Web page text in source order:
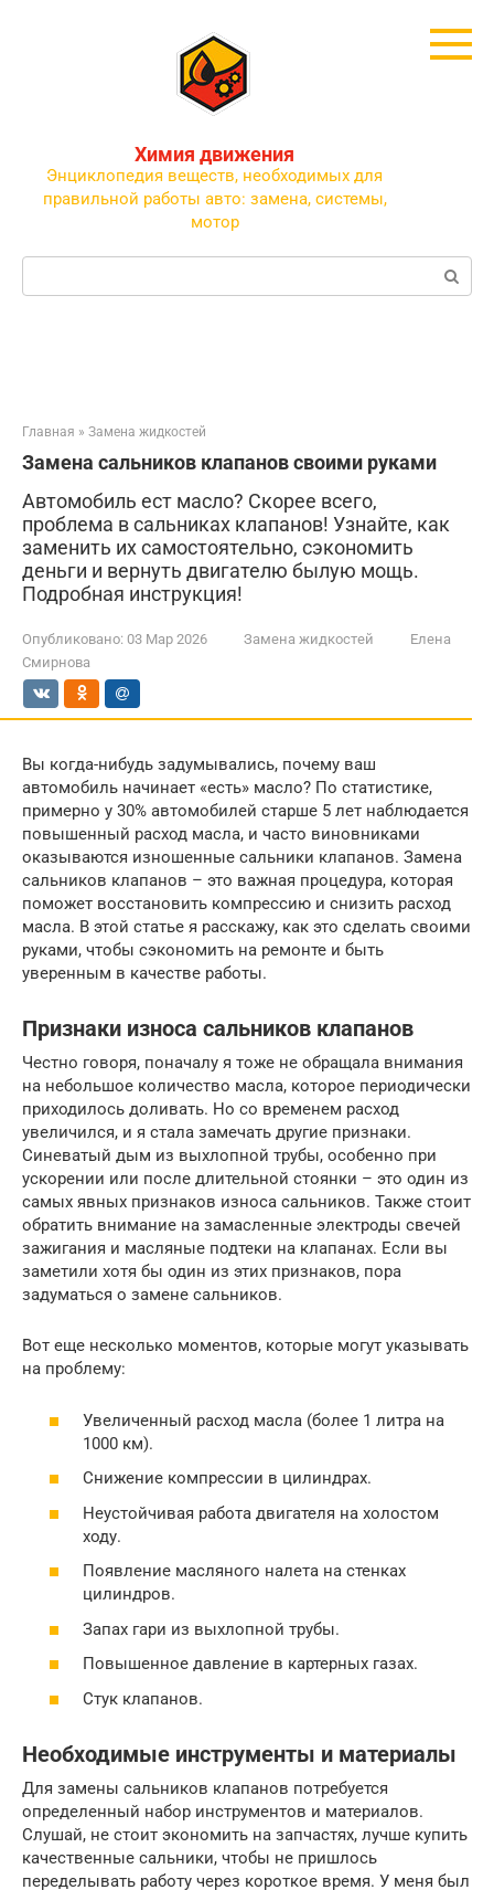
Химия движения
Энциклопедия веществ, необходимых для
правильной работы авто: замена, системы,
мотор
Поиск:
Главная » Замена жидкостей
Замена сальников клапанов своими руками
Автомобиль ест масло? Скорее всего,
проблема в сальниках клапанов! Узнайте, как
заменить их самостоятельно, сэкономить
деньги и вернуть двигателю былую мощь.
Подробная инструкция!
Опубликовано: 03 Мар 2026 Замена жидкостей
Елена
Смирнова
Вы когда-нибудь задумывались, почему ваш
автомобиль начинает «есть» масло? По статистике,
примерно у 30% автомобилей старше 5 лет наблюдается
повышенный расход масла, и часто виновниками
оказываются изношенные сальники клапанов. Замена
сальников клапанов – это важная процедура, которая
поможет восстановить компрессию и снизить расход
масла. В этой статье я расскажу, как это сделать своими
руками, чтобы сэкономить на ремонте и быть
уверенным в качестве работы.
Признаки износа сальников клапанов
Честно говоря, поначалу я тоже не обращала внимания
на небольшое количество масла, которое периодически
приходилось доливать. Но со временем расход
увеличился, и я стала замечать другие признаки.
Синеватый дым из выхлопной трубы, особенно при
ускорении или после длительной стоянки – это один из
самых явных признаков износа сальников. Также стоит
обратить внимание на замасленные электроды свечей
зажигания и масляные подтеки на клапанах. Если вы
заметили хотя бы один из этих признаков, пора
задуматься о замене сальников.
Вот еще несколько моментов, которые могут указывать
на проблему:
Увеличенный расход масла (более 1 литра на
1000 км).
Снижение компрессии в цилиндрах.
Неустойчивая работа двигателя на холостом
ходу.
Появление масляного налета на стенках
цилиндров.
Запах гари из выхлопной трубы.
Повышенное давление в картерных газах.
Стук клапанов.
Необходимые инструменты и материалы
Для замены сальников клапанов потребуется
определенный набор инструментов и материалов.
Слушай, не стоит экономить на запчастях, лучше купить
качественные сальники, чтобы не пришлось
переделывать работу через короткое время. У меня был